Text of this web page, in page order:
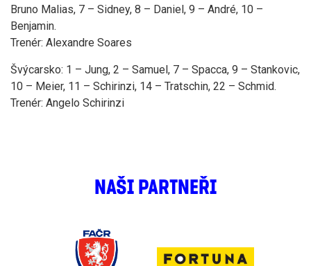
Bruno Malias, 7 – Sidney, 8 – Daniel, 9 – André, 10 –
Benjamin.
Trenér: Alexandre Soares
Švýcarsko: 1 – Jung, 2 – Samuel, 7 – Spacca, 9 – Stankovic,
10 – Meier, 11 – Schirinzi, 14 – Tratschin, 22 – Schmid.
Trenér: Angelo Schirinzi
NAŠI PARTNEŘI